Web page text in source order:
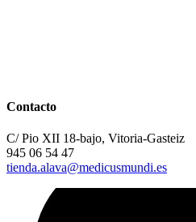
Contacto
C/ Pio XII 18-bajo, Vitoria-Gasteiz
945 06 54 47
tienda.alava@medicusmundi.es